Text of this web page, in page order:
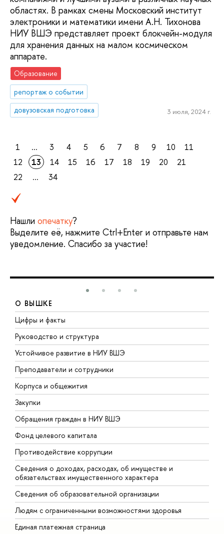
областях. В рамках смены Московский институт
электроники и математики имени А.Н. Тихонова
НИУ ВШЭ представляет проект блокчейн-модуля
для хранения данных на малом космическом
аппарате.
Образование
репортаж о событии
довузовская подготовка
3 июля, 2024 г.
1 ... 3 4 5 6 7 8 9 10
11
12
13 14 15 16 17 18 19 20
21
22
... 34
Нашли опечатку?
Выделите её, нажмите Ctrl+Enter и отправьте нам
уведомление. Спасибо за участие!
О ВЫШКЕ
Цифры и факты
Руководство и структура
Устойчивое развитие в НИУ ВШЭ
Преподаватели и сотрудники
Корпуса и общежития
Закупки
Обращения граждан в НИУ ВШЭ
Фонд целевого капитала
Противодействие коррупции
Сведения о доходах, расходах, об имуществе и
обязательствах имущественного характера
Сведения об образовательной организации
Людям с ограниченными возможностями здоровья
Единая платежная страница